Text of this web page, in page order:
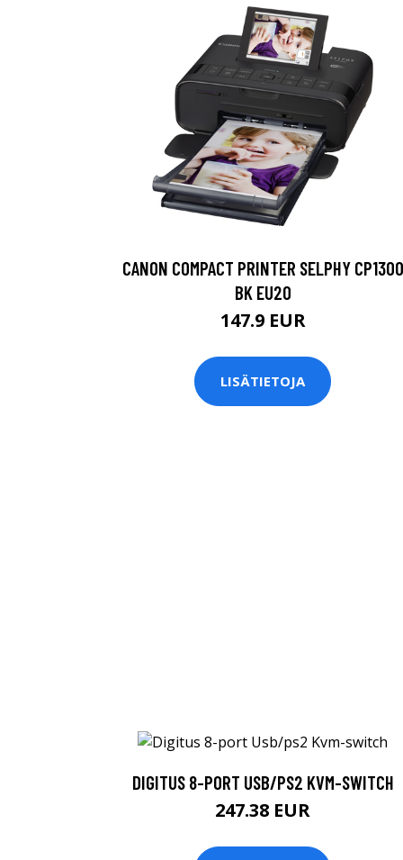
CANON COMPACT PRINTER SELPHY CP1300
BK EU20
147.9 EUR
LISÄTIETOJA
DIGITUS 8-PORT USB/PS2 KVM-SWITCH
247.38 EUR